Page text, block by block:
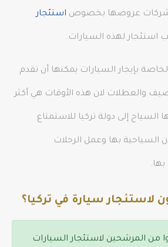
عروضها بخصوص استئجار
استئجار لهذه السيارات.
بإيجار السيارات يمكنها أن تقدم
والعطلات لان هذه الأوقات هي أكثر
السياح إلى دولة تركيا للاستمتاع
السياحية بها وعمل الرحلات
سيارة في تركيا؟
من المرشحين لاستئجار السيارات